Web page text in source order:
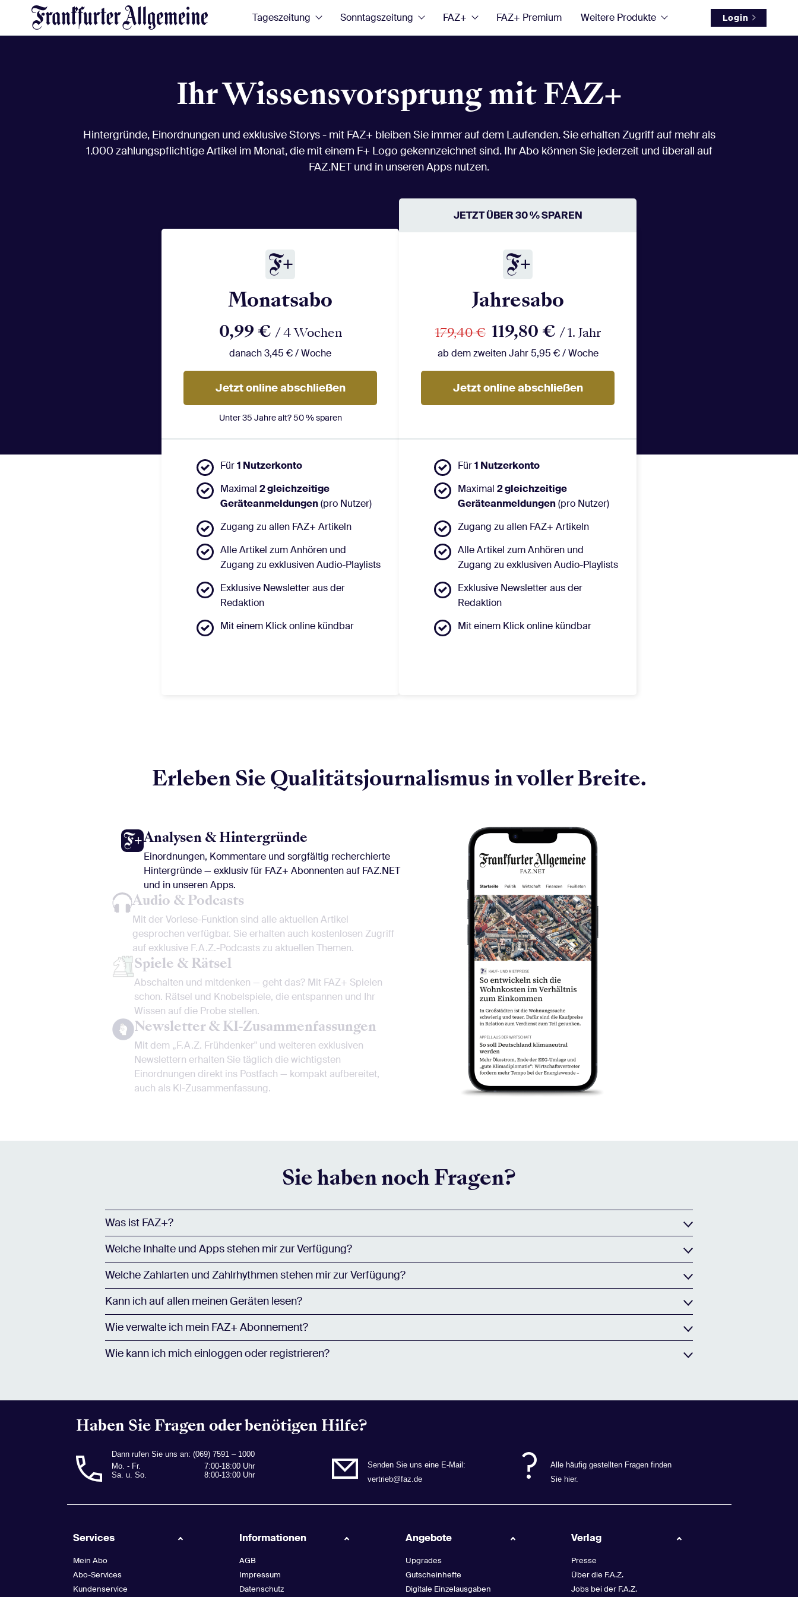
Tageszeitung Sonntagszeitung FAZ+ FAZ+ Premium Weitere Produkte Login
Ihr Wissensvorsprung mit FAZ+
Hintergründe, Einordnungen und exklusive Storys - mit FAZ+ bleiben Sie immer auf dem Laufenden. Sie erhalten Zugriff auf mehr als
1.000 zahlungspflichtige Artikel im Monat, die mit einem F+ Logo gekennzeichnet sind. Ihr Abo können Sie jederzeit und überall auf
FAZ.NET und in unseren Apps nutzen.
Monatsabo
0,99 € / 4 Wochen
danach 3,45 € / Woche
Jetzt online abschließen
Unter 35 Jahre alt? 50 % sparen
Für1 Nutzerkonto
Maximal 2 gleichzeitige
Geräteanmeldungen(pro Nutzer)
Zugang zu allen FAZ+ Artikeln
Alle Artikel zum Anhören und
Zugang zu exklusiven Audio-Playlists
Exklusive Newsletter aus der
Redaktion
Mit einem Klick online kündbar
Jahresabo
179,40 € 119,80 € / 1. Jahr
ab dem zweiten Jahr 5,95 € / Woche
Jetzt online abschließen
Für1 Nutzerkonto
Maximal 2 gleichzeitige
Geräteanmeldungen(pro Nutzer)
Zugang zu allen FAZ+ Artikeln
Alle Artikel zum Anhören und
Zugang zu exklusiven Audio-Playlists
Exklusive Newsletter aus der
Redaktion
Mit einem Klick online kündbar
Erleben Sie Qualitätsjournalismus in voller Breite.
Analysen & Hintergründe
Einordnungen, Kommentare und sorgfältig recherchierte
Hintergründe — exklusiv für FAZ+ Abonnenten auf FAZ.NET
und in unseren Apps.
Audio & Podcasts
Mit der Vorlese-Funktion sind alle aktuellen Artikel
gesprochen verfügbar. Sie erhalten auch kostenlosen Zugriff
auf exklusive F.A.Z.-Podcasts zu aktuellen Themen.
Spiele & Rätsel
Abschalten und mitdenken — geht das? Mit FAZ+ Spielen
schon. Rätsel und Knobelspiele, die entspannen und Ihr
Wissen auf die Probe stellen.
Newsletter & KI-Zusammenfassungen
Mit dem „F.A.Z. Frühdenker" und weiteren exklusiven
Newslettern erhalten Sie täglich die wichtigsten
Einordnungen direkt ins Postfach — kompakt aufbereitet,
auch als KI-Zusammenfassung.
Sie haben noch Fragen?
Was ist FAZ+?
Welche Inhalte und Apps stehen mir zur Verfügung?
Welche Zahlarten und Zahlrhythmen stehen mir zur Verfügung?
Kann ich auf allen meinen Geräten lesen?
Wie verwalte ich mein FAZ+ Abonnement?
Wie kann ich mich einloggen oder registrieren?
Haben Sie Fragen oder benötigen Hilfe?
Dann rufen Sie uns an: (069) 7591 – 1000
Mo. - Fr.
7:00-18:00 Uhr
Sa. u. So.
8:00-13:00 Uhr
Senden Sie uns eine E-Mail:
vertrieb@faz.de
Alle häufig gestellten Fragen finden
Sie hier.
Services
Mein Abo
Abo-Services
Kundenservice
Informationen
AGB
Impressum
Datenschutz
Angebote
Upgrades
Gutscheinhefte
Digitale Einzelausgaben
Verlag
Presse
Über die F.A.Z.
Jobs bei der F.A.Z.